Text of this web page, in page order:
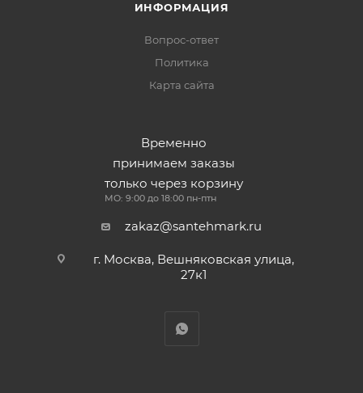
ИНФОРМАЦИЯ
Вопрос-ответ
Политика
Карта сайта
Временно
принимаем заказы
только через корзину
МО: 9:00 до 18:00 пн-птн
zakaz@santehmark.ru
г. Москва, Вешняковская улица,
27к1